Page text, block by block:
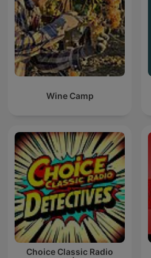
Wine Camp
Choice Classic Radio